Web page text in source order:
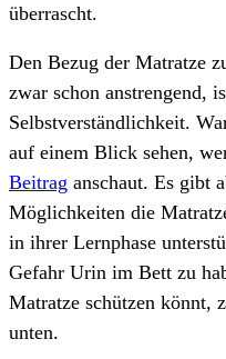
überrascht.
Den Bezug der Matratze
zwar schon anstrengend,
Selbstverständlichkeit.
auf einem Blick sehen,
Beitrag anschaut. Es gibt
Möglichkeiten die
in ihrer Lernphase
Gefahr Urin im Bett zu
Matratze schützen könnt,
unten.